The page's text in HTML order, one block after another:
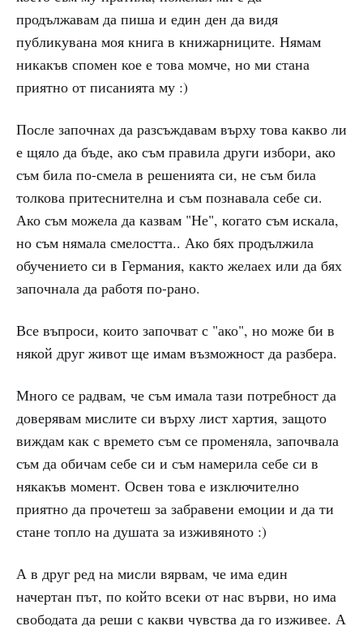
продължавам да пиша и един ден да видя
публикувана моя книга в книжарниците. Нямам
никакъв спомен кое е това момче, но ми стана
приятно от писанията му :)
После започнах да разсъждавам върху това какво ли
е щяло да бъде, ако съм правила други избори, ако
съм била по-смела в решенията си, не съм била
толкова притеснителна и съм познавала себе си.
Ако съм можела да казвам "Не", когато съм искала,
но съм нямала смелостта.. Ако бях продължила
обучението си в Германия, както желаех или да бях
започнала да работя по-рано.
Все въпроси, които започват с "ако", но може би в
някой друг живот ще имам възможност да разбера.
Много се радвам, че съм имала тази потребност да
доверявам мислите си върху лист хартия, защото
виждам как с времето съм се променяла, започвала
съм да обичам себе си и съм намерила себе си в
някакъв момент. Освен това е изключително
приятно да прочетеш за забравени емоции и да ти
стане топло на душата за изживяното :)
А в друг ред на мисли вярвам, че има един
начертан път, по който всеки от нас върви, но има
свободата да реши с какви чувства да го изживее. А